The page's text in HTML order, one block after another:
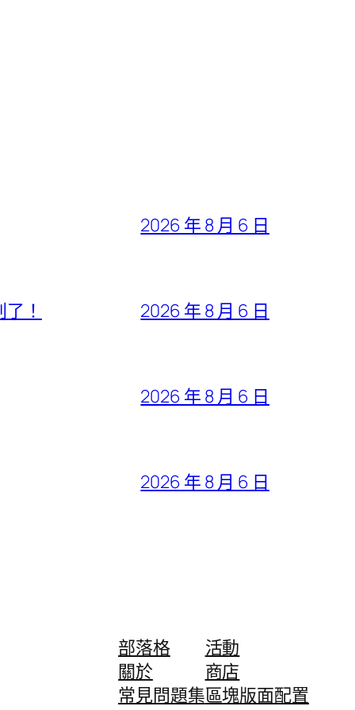
2026 年 8 月 6 日
！ 2026 年 8 月 6 日
2026 年 8 月 6 日
2026 年 8 月 6 日
部落格
關於
常見問題集
活動
商店
區塊版面配置